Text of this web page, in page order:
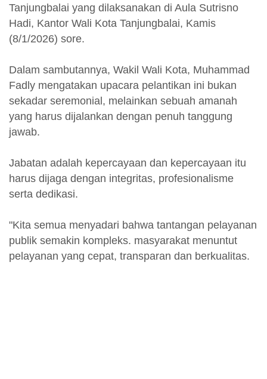
Tanjungbalai yang dilaksanakan di Aula Sutrisno
Hadi, Kantor Wali Kota Tanjungbalai, Kamis
(8/1/2026) sore.
Dalam sambutannya, Wakil Wali Kota, Muhammad
Fadly mengatakan upacara pelantikan ini bukan
sekadar seremonial, melainkan sebuah amanah
yang harus dijalankan dengan penuh tanggung
jawab.
Jabatan adalah kepercayaan dan kepercayaan itu
harus dijaga dengan integritas, profesionalisme
serta dedikasi.
"Kita semua menyadari bahwa tantangan pelayanan
publik semakin kompleks. masyarakat menuntut
pelayanan yang cepat, transparan dan berkualitas.